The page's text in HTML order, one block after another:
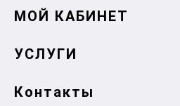
МОЙ КАБИНЕТ
УСЛУГИ
Контакты